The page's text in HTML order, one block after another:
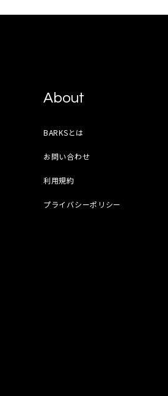
About
BARKSとは
お問い合わせ
利用規約
プライバシーポリシー